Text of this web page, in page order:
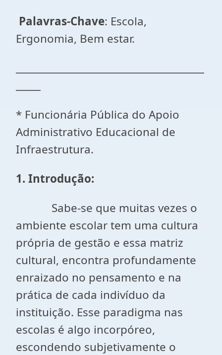
Palavras-Chave: Escola,
Ergonomia, Bem estar.
* Funcionária Pública do Apoio
Administrativo Educacional de
Infraestrutura.
1. Introdução:
Sabe-se que muitas vezes o
ambiente escolar tem uma cultura
própria de gestão e essa matriz
cultural, encontra profundamente
enraizado no pensamento e na
prática de cada indivíduo da
instituição. Esse paradigma nas
escolas é algo incorpóreo,
escondendo subjetivamente o